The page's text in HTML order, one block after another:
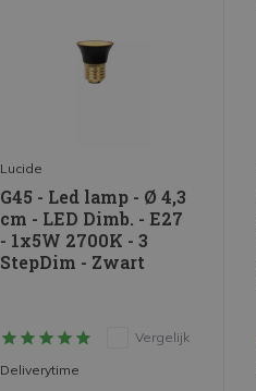
Lucide
G45 - Led lamp - Ø 4,3
cm - LED Dimb. - E27
- 1x5W 2700K - 3
StepDim - Zwart
Vergelijk
Deliverytime